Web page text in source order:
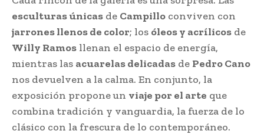
esculturas únicas de Campillo conviven con
jarrones llenos de color; los óleos y acrílicos de
Willy Ramos llenan el espacio de energía,
mientras las acuarelas delicadas de Pedro Cano
nos devuelven a la calma. En conjunto, la
exposición propone un viaje por el arte que
combina tradición y vanguardia, la fuerza de lo
clásico con la frescura de lo contemporáneo.